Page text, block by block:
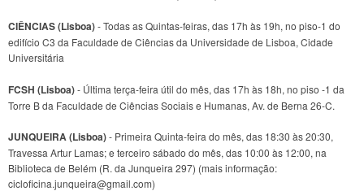
CIÊNCIAS (Lisboa)- Todas as Quintas-feiras, das 17h às 19h, no piso-1 do
edifício C3 da Faculdade de Ciências da Universidade de Lisboa, Cidade
Universitária
FCSH (Lisboa)- Última terça-feira útil do mês, das 17h às 18h, no piso -1 da
Torre B da Faculdade de Ciências Sociais e Humanas, Av. de Berna 26-C.
JUNQUEIRA (Lisboa)- Primeira Quinta-feira do mês, das 18:30 às 20:30,
Travessa Artur Lamas; e terceiro sábado do mês, das 10:00 às 12:00, na
Biblioteca de Belém (R. da Junqueira 297) (mais informação:
cicloficina.junqueira@gmail.com)